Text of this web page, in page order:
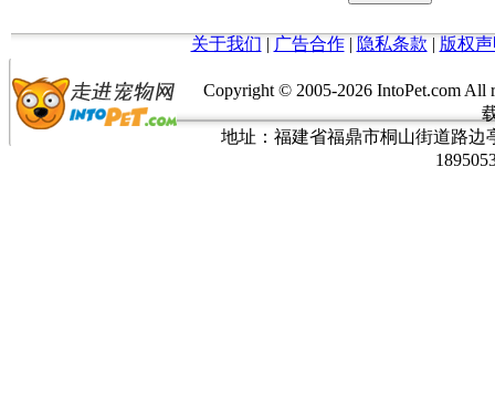
关于我们 | 广告合作| 隐私条款 | 版权
Copyright © 2005-2026 IntoPet.com
地址：福建省福鼎市桐山街道路边